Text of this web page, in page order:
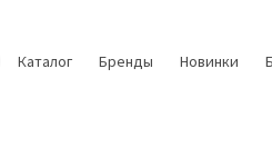
Каталог Бренды Новинки